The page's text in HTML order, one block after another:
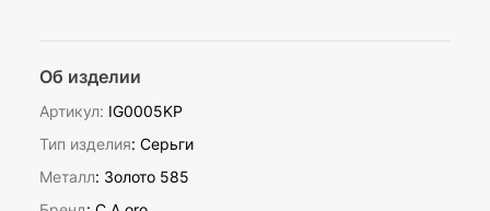
Об изделии
Артикул: IG0005KP
Тип изделия: Серьги
Металл: Золото 585